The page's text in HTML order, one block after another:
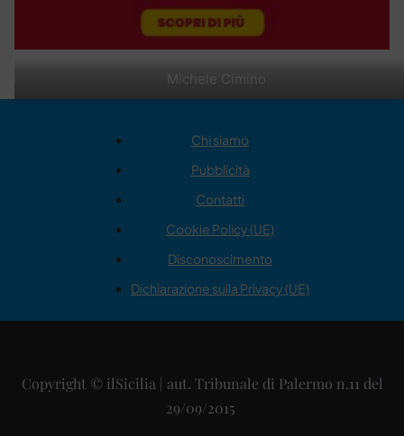
Michele Cimino
Chi siamo
Pubblicità
Contatti
Cookie Policy (UE)
Disconoscimento
Dichiarazione sulla Privacy (UE)
Copyright © ilSicilia | aut. Tribunale di Palermo n.11 del
29/09/2015